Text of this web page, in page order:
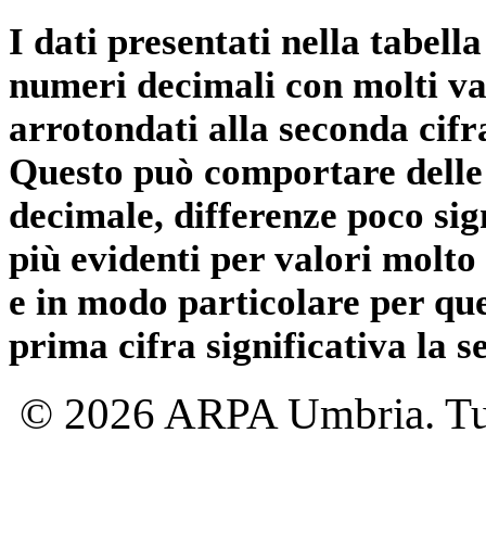
I dati presentati nella
numeri decimali con molti
arrotondati alla seconda
Questo può comportare
decimale, differenze poco
più evidenti per valori
e in modo particolare per
prima cifra significativa la
© 2026 ARPA Umbria.